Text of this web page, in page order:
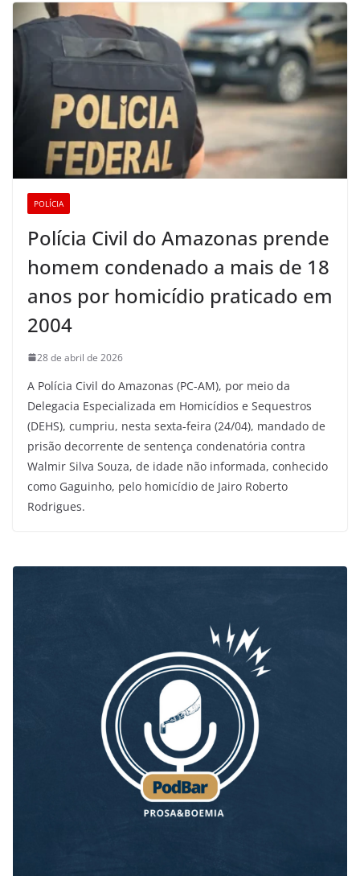
POLÍCIA
Polícia Civil do Amazonas prende
homem condenado a mais de 18
anos por homicídio praticado em
2004
28 de abril de 2026
A Polícia Civil do Amazonas (PC-AM), por meio da
Delegacia Especializada em Homicídios e Sequestros
(DEHS), cumpriu, nesta sexta-feira (24/04), mandado de
prisão decorrente de sentença condenatória contra
Walmir Silva Souza, de idade não informada, conhecido
como Gaguinho, pelo homicídio de Jairo Roberto
Rodrigues.